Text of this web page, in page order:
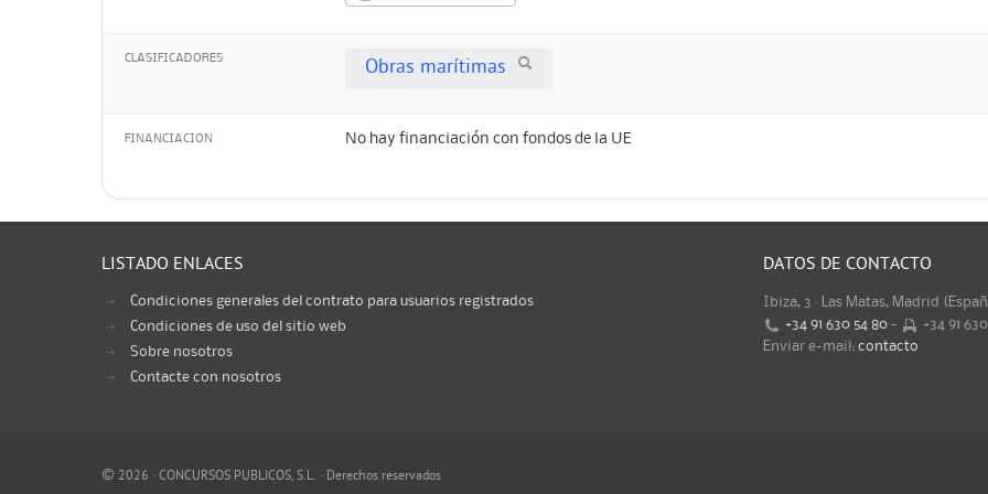
CLASIFICADORES Obras marítimas
FINANCIACION No hay financiación con fondos de la UE
LISTADO ENLACES
Condiciones generales del contrato para usuarios registrados
Condiciones de uso del sitio web
Sobre nosotros
Contacte con nosotros
DATOS DE CONTACTO
Ibiza, 3 · Las Matas, Madrid
+34 91 630 54 80 -
+34 91
Enviar e-mail: contacto
© 2026 · CONCURSOS PUBLICOS, S.L. · Derechos reservados